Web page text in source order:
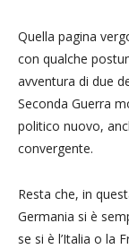
Quella pagina
con qualche
avventura di due
Seconda Guerra
politico nuovo,
convergente.
Resta che, in
Germania si è
se si è l’Italia o la